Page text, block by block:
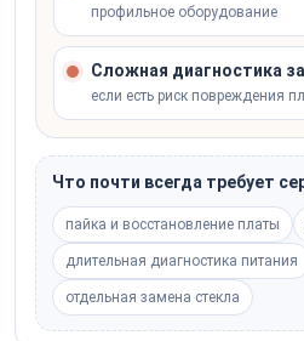
профильное оборудование
Сложная диагностика
если есть риск повреждения
Что почти всегда требует
пайка и восстановление платы
длительная диагностика питания
отдельная замена стекла